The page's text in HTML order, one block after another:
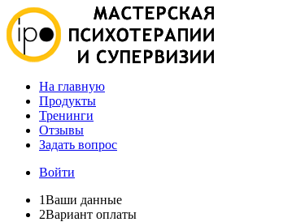
На главную
Продукты
Тренинги
Отзывы
Задать вопрос
Войти
1Ваши данные
2Вариант оплаты